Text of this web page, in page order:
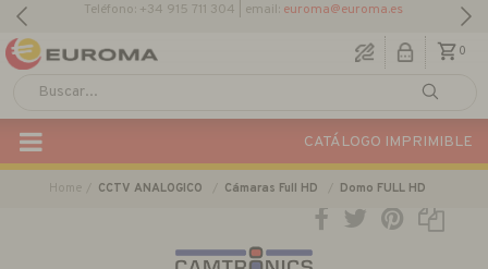
0
CATÁLOGO IMPRIMIBLE
Home CCTV ANALOGICO Cámaras Full HD Domo FULL HD